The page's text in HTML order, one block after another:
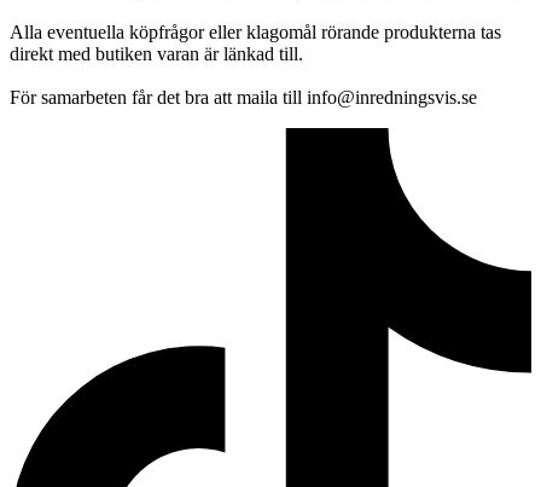
Alla eventuella köpfrågor eller klagomål rörande produkterna tas
direkt med butiken varan är länkad till.
För samarbeten får det bra att maila till info@inredningsvis.se